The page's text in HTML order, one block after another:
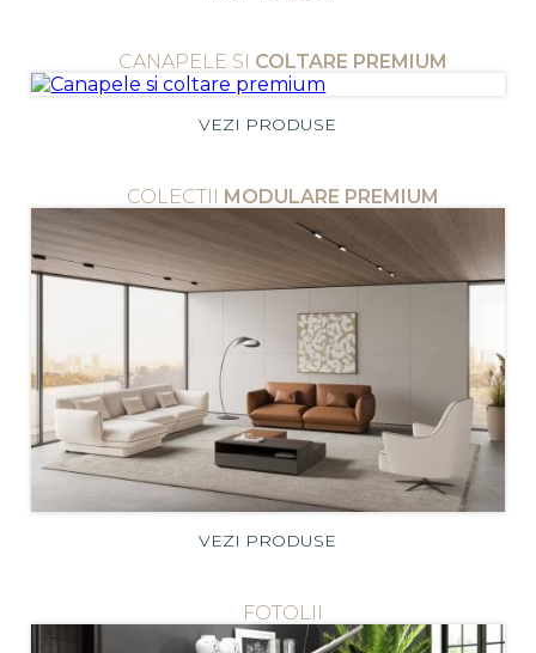
CANAPELE SI COLTARE PREMIUM
VEZI PRODUSE
COLECTII MODULARE PREMIUM
VEZI PRODUSE
FOTOLII